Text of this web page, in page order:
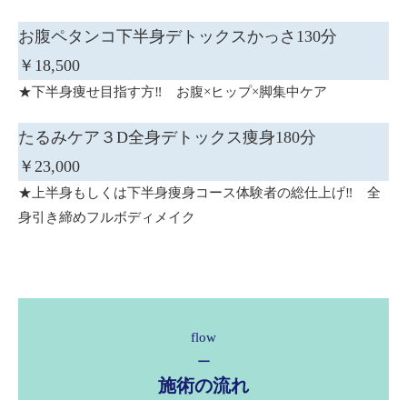
お腹ペタンコ下半身デトックスかっさ130分
￥18,500
★下半身痩せ目指す方‼ お腹×ヒップ×脚集中ケア
たるみケア３D全身デトックス痩身180分
￥23,000
★上半身もしくは下半身痩身コース体験者の総仕上げ‼ 全
身引き締めフルボディメイク
flow
ー
施術の流れ